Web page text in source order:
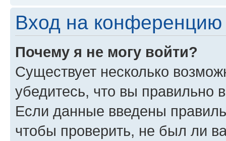
Вход на конференцию
Почему я не могу войти?
Существует несколько
убедитесь, что вы правильно
Если данные введены
чтобы проверить, не был ли